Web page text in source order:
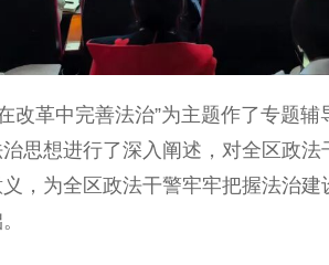
改革中完善法治”为主题作了专题
思想进行了深入阐述，对全区政
，为全区政法干警牢牢把握法治